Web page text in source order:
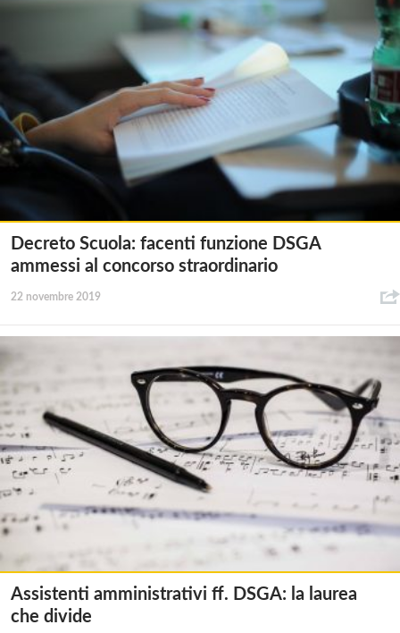
Decreto Scuola: facenti funzione DSGA
ammessi al concorso straordinario
22 novembre 2019
Assistenti amministrativi ff. DSGA: la laurea
che divide